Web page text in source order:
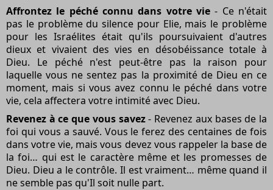
Affrontez le péché connu dans votre vie - Ce n'était
pas le problème du silence pour Elie, mais le problème
pour les Israélites était qu'ils poursuivaient d'autres
dieux et vivaient des vies en désobéissance totale à
Dieu. Le péché n'est peut-être pas la raison pour
laquelle vous ne sentez pas la proximité de Dieu en ce
moment, mais si vous avez connu le péché dans votre
vie, cela affectera votre intimité avec Dieu.
Revenez à ce que vous savez- Revenez aux bases de la
foi qui vous a sauvé. Vous le ferez des centaines de fois
dans votre vie, mais vous devez vous rappeler la base de
la foi… qui est le caractère même et les promesses de
Dieu. Dieu a le contrôle. Il est vraiment… même quand il
ne semble pas qu'Il soit nulle part.